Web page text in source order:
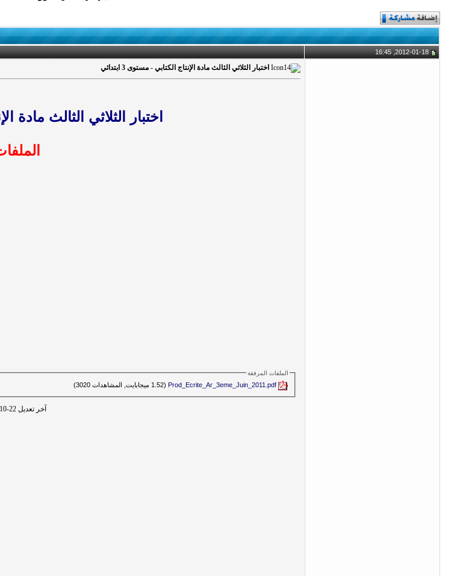
2012-01-18, 16:45
اختبار الثلاثي الثالث مادة الإنتاج الكتابي - مستوى 3 ابتدائي
اختبار الثلاثي الثالث مادة
الملفات المرفقة
Prod_Ecrite_Ar_3eme_Juin_2011.pdf‏ (1.52 ميجابايت, المشاهدات 3020)
آخر تعديل cena 2016-10-22 في